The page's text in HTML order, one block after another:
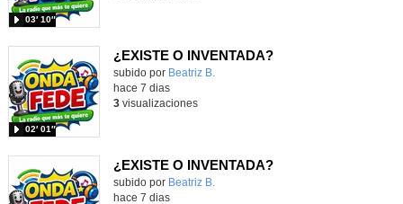
03′ 10″
¿EXISTE O INVENTADA?
Contenido educativo.
subido por Beatriz B.
02′ 01″
hace 7 dias
3visualizaciones
¿EXISTE O INVENTADA?
Contenido educativo.
subido por Beatriz B.
hace 7 dias